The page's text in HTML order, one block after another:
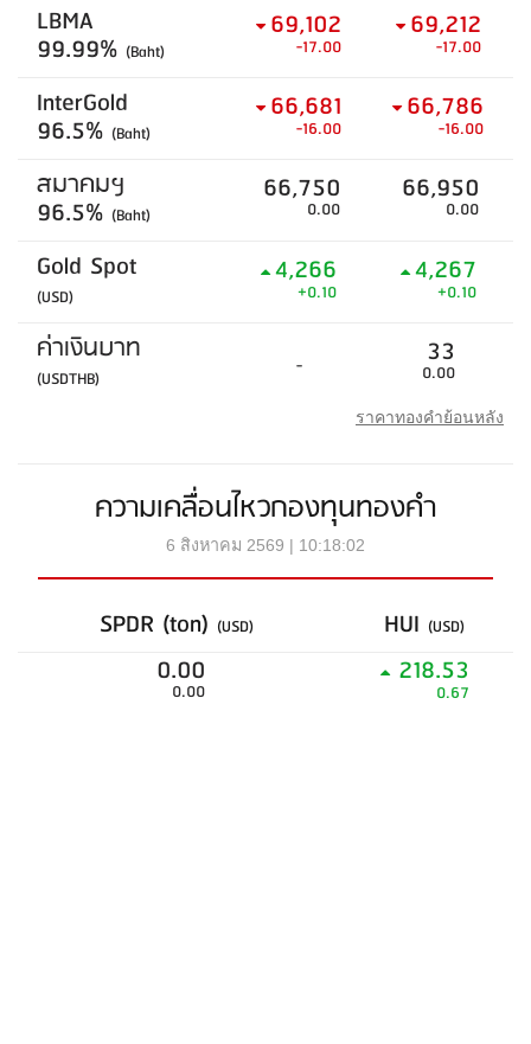
LBMA
99.99% (Baht)
69,102
-17.00
69,212
-17.00
InterGold
96.5% (Baht)
66,681
-16.00
66,786
-16.00
สมาคมฯ
96.5% (Baht)
66,750
0.00
66,950
0.00
Gold Spot
(USD)
4,266
+0.10
4,267
+0.10
ค่าเงินบาท
(USDTHB) - 33
0.00
ราคาทองคำย้อนหลัง
ความเคลื่อนไหวกองทุนทองคำ
6 สิงหาคม 2569 | 10:18:02
SPDR (ton) (USD) HUI (USD)
0.00
0.00
218.53
0.67